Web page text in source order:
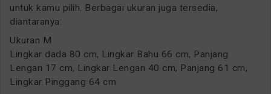
untuk kamu pilih. Berbagai ukuran juga tersedia,
diantaranya:
Ukuran M
Lingkar dada 80 cm, Lingkar Bahu 66 cm, Panjang
Lengan 17 cm, Lingkar Lengan 40 cm, Panjang 61 cm,
Lingkar Pinggang 64 cm